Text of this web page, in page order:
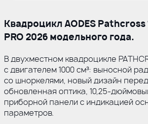
Квадроцикл AODES Pathcross
PRO 2026 модельного года.
В двухместном квадроцикле
с двигателем 1000 см³: выносной
со шноркелями, новый дизайн
обновленная оптика, 10,25-
приборной панели с индикацией
параметров.